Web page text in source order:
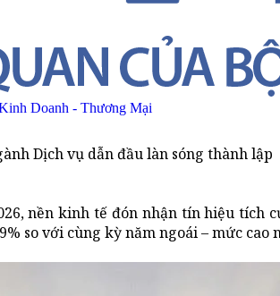
Doanh - Thương Mại
Dịch vụ dẫn đầu làn sóng thành lập
nền kinh tế đón nhận tín hiệu tích
so với cùng kỳ năm ngoái – mức cao